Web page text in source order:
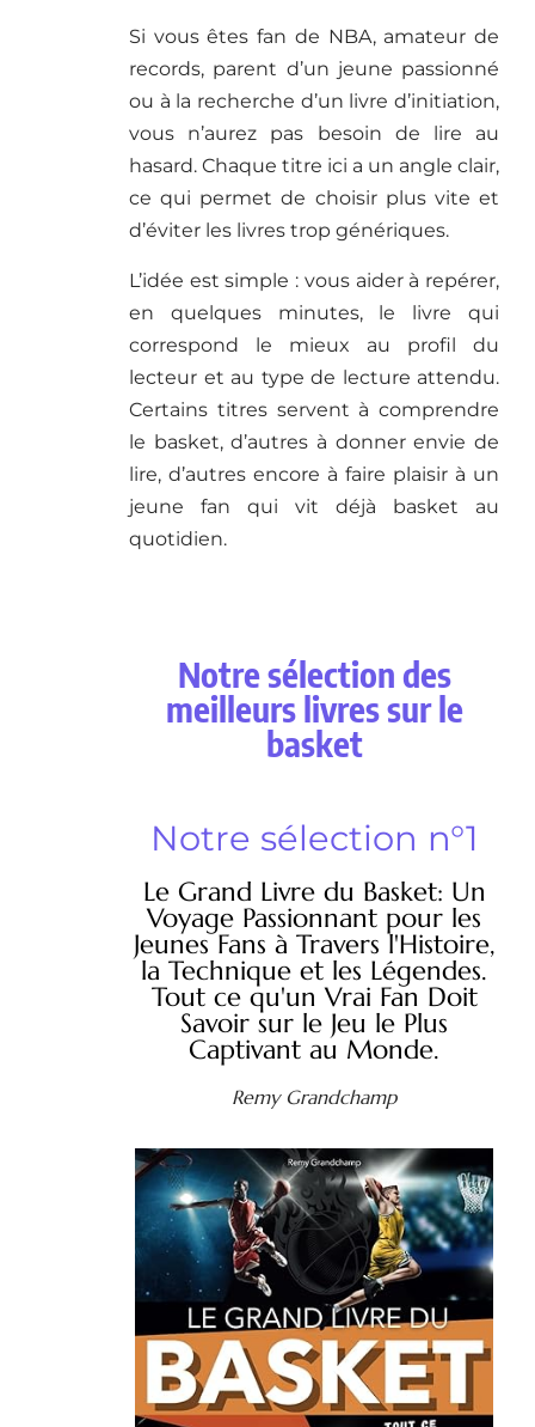
Si vous êtes fan de NBA, amateur de
records, parent d’un jeune passionné
ou à la recherche d’un livre d’initiation,
vous n’aurez pas besoin de lire au
hasard. Chaque titre ici a un angle clair,
ce qui permet de choisir plus vite et
d’éviter les livres trop génériques.
L’idée est simple : vous aider à repérer,
en quelques minutes, le livre qui
correspond le mieux au profil du
lecteur et au type de lecture attendu.
Certains titres servent à comprendre
le basket, d’autres à donner envie de
lire, d’autres encore à faire plaisir à un
jeune fan qui vit déjà basket au
quotidien.
Notre sélection des
meilleurs livres sur le
basket
Notre sélection n°1
Le Grand Livre du Basket: Un
Voyage Passionnant pour les
Jeunes Fans à Travers l'Histoire,
la Technique et les Légendes.
Tout ce qu'un Vrai Fan Doit
Savoir sur le Jeu le Plus
Captivant au Monde.
Remy Grandchamp